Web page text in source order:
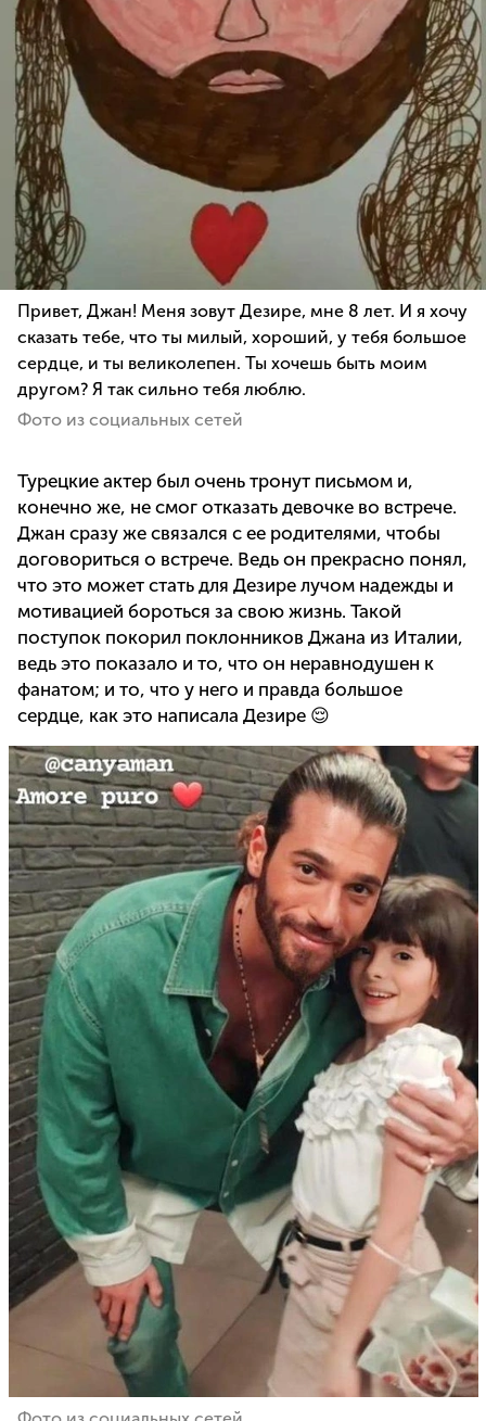
Привет, Джан! Меня зовут Дезире, мне 8 лет. И я хочу
сказать тебе, что ты милый, хороший, у тебя большое
сердце, и ты великолепен. Ты хочешь быть моим
другом? Я так сильно тебя люблю.
Фото из социальных сетей
Турецкие актер был очень тронут письмом и,
конечно же, не смог отказать девочке во встрече.
Джан сразу же связался с ее родителями, чтобы
договориться о встрече. Ведь он прекрасно понял,
что это может стать для Дезире лучом надежды и
мотивацией бороться за свою жизнь. Такой
поступок покорил поклонников Джана из Италии,
ведь это показало и то, что он неравнодушен к
фанатом; и то, что у него и правда большое
сердце, как это написала Дезире 😌